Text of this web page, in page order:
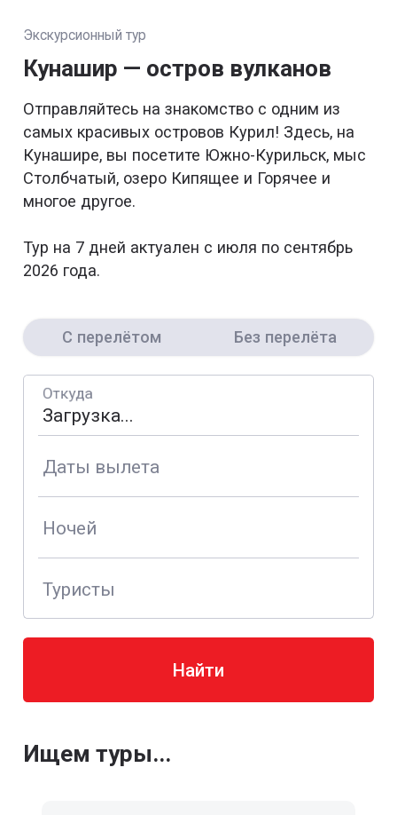
Экскурсионный тур
Кунашир — остров вулканов
Отправляйтесь на знакомство с одним из
самых красивых островов Курил! Здесь, на
Кунашире, вы посетите Южно-Курильск, мыс
Столбчатый, озеро Кипящее и Горячее и
многое другое.
Тур на 7 дней актуален с июля по сентябрь
2026 года.
С перелётом Без перелёта
Откуда
Даты вылета
Ночей
Туристы
Найти
Ищем туры...